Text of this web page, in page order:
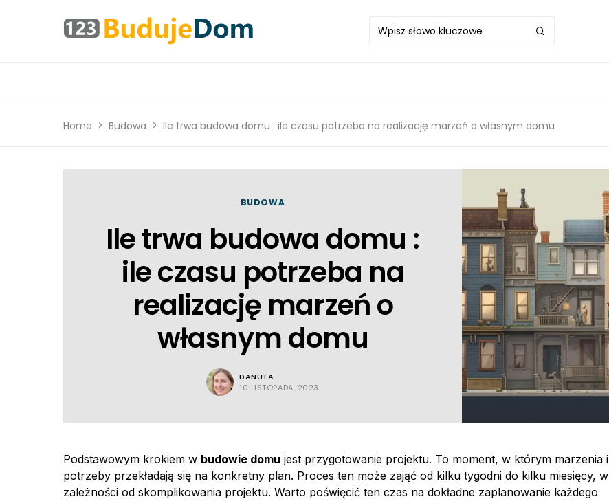
Home Budowa Ile trwa budowa domu : ile czasu potrzeba na realizację marzeń o własnym domu
BUDOWA
Ile trwa budowa domu :
ile czasu potrzeba na
realizację marzeń o
własnym domu
DANUTA
10 LISTOPADA, 2023
Podstawowym krokiem w budowie domu jest przygotowanie projektu. To moment, w którym marzenia i
potrzeby przekładają się na konkretny plan. Proces ten może zająć od kilku tygodni do kilku miesięcy, w
zależności od skomplikowania projektu. Warto poświęcić ten czas na dokładne zaplanowanie każdego